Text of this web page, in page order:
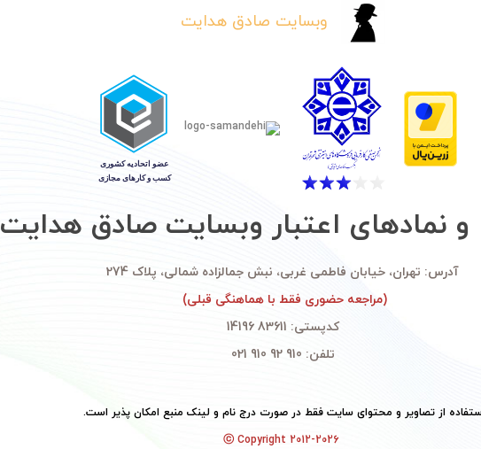
وبسایت صادق هدایت
و نمادهای اعتبار وبسایت صادق هدایت
آدرس: تهران، خیابان فاطمی غربی، نبش جمالزاده شمالی، پلاک 274
(مراجعه حضوری فقط با هماهنگی قبلی)
کدپستی: 83611 14196
تلفن: 910 92 910 021
از تصاویر و محتوای سایت فقط در صورت درج نام و لینک منبع امکان پذیر است.
ⓒ Copyright 2012-2026